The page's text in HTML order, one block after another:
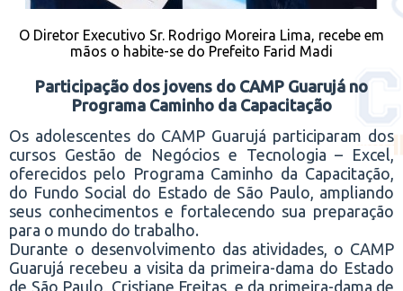
O Diretor Executivo Sr. Rodrigo Moreira Lima, recebe em
mãos o habite-se do Prefeito Farid Madi
Participação dos jovens do CAMP Guarujá no
Programa Caminho da Capacitação
Os adolescentes do CAMP Guarujá participaram dos
cursos Gestão de Negócios e Tecnologia – Excel,
oferecidos pelo Programa Caminho da Capacitação,
do Fundo Social do Estado de São Paulo, ampliando
seus conhecimentos e fortalecendo sua preparação
para o mundo do trabalho.
Durante o desenvolvimento das atividades, o CAMP
Guarujá recebeu a visita da primeira-dama do Estado
de São Paulo, Cristiane Freitas, e da primeira-dama de